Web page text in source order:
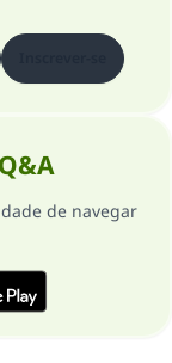
de navegar